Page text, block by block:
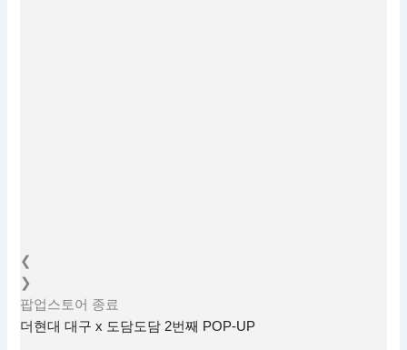
❮
❯
팝업스토어 종료
더현대 대구 x 도담도담 2번째 POP-UP